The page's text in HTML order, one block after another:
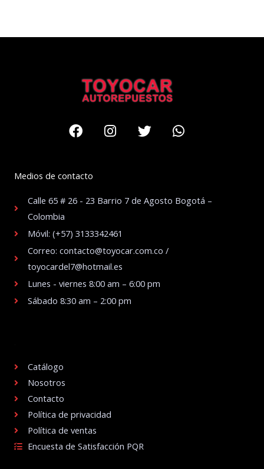
FacebookInstagram
TwitterWhatsapp
Medios de contacto
Calle 65 # 26 - 23 Barrio 7 de Agosto Bogotá –
Colombia
Móvil: (+57) 3133342461
Correo: contacto@toyocar.com.co /
toyocardel7@hotmail.es
Lunes - viernes 8:00 am – 6:00 pm
Sábado 8:30 am – 2:00 pm
Catálogo
Nosotros
Contacto
Política de privacidad
Política de ventas
Encuesta de Satisfacción PQR